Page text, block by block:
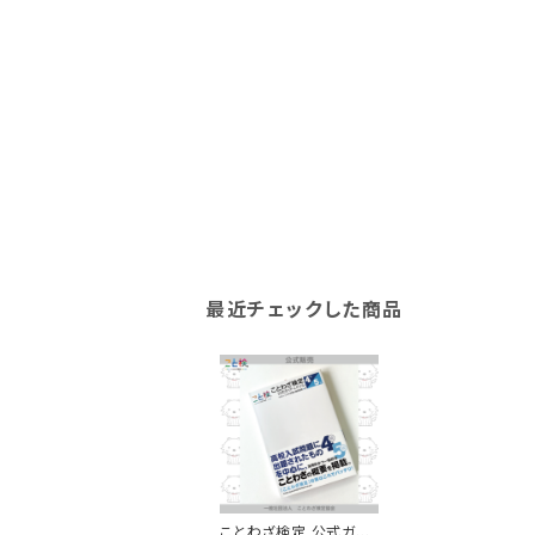
最近チェックした商品